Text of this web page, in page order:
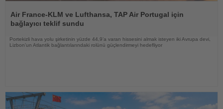
Oku
Air France-KLM ve Lufthansa, TAP Air Portugal için
bağlayıcı teklif sundu
Portekizli hava yolu şirketinin yüzde 44,9’a varan hissesini almak isteyen iki Avrupa devi,
Lizbon’un Atlantik bağlantılarındaki rolünü güçlendirmeyi hedefliyor